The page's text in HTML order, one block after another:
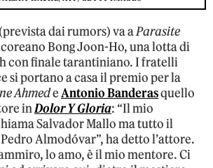
dai rumors) va aParasite
Bong Joon-Ho, una lotta di
con finale tarantiniano. I fratelli
si portano a casa il premio per la
AhmedeAntonio Banderasquello
inDolor Y Gloria: “Il mio
Salvador Mallo ma tutto il
Almodóvar”, ha detto l’attore.
lo amo, è il mio mentore. Ci